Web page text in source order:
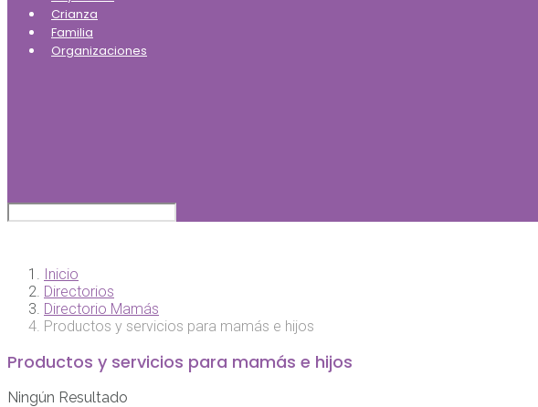
Crianza
Familia
Organizaciones
Inicio
Directorios
Directorio Mamás
Productos y servicios para mamás e hijos
Productos y servicios para mamás e hijos
Ningún Resultado